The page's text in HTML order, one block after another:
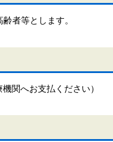
者等とします。
関へお支払ください）